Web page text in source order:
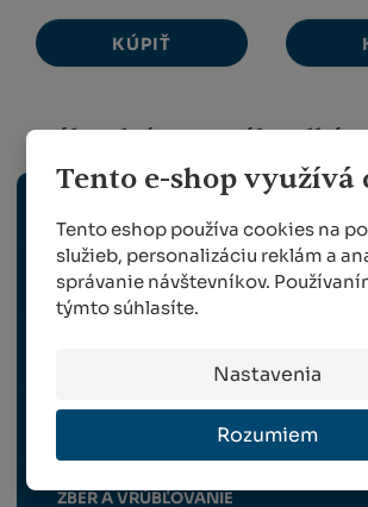
Tento e-shop využívá
Tento eshop používa cookies na
služieb, personalizáciu reklám a
správanie návštevníkov.
týmto súhlasíte.
Nastavenia
Rozumiem
KÚPIŤ
Záhradníctvo a
VÝSADBA A VÝŽIVA RASTLÍN
ZBER A VRÚBĽOVANIE